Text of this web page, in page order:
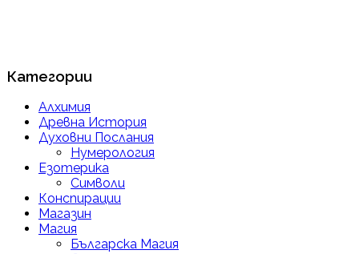
Категории
Алхимия
Древна История
Духовни Послания
Нумерология
Езотерика
Символи
Конспирации
Магазин
Магия
Българска Магия